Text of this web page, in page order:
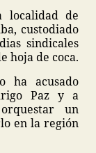
localidad de
custodiado
sindicales
hoja de coca.
ha acusado
Paz y a
un
en la región